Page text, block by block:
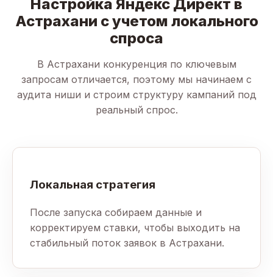
Настройка Яндекс Директ в
Астрахани с учетом локального
спроса
В Астрахани конкуренция по ключевым
запросам отличается, поэтому мы начинаем с
аудита ниши и строим структуру кампаний под
реальный спрос.
Локальная стратегия
После запуска собираем данные и
корректируем ставки, чтобы выходить на
стабильный поток заявок в Астрахани.